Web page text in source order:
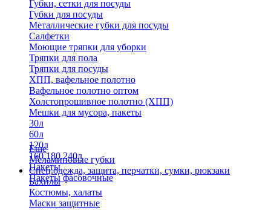
Губки, сетки для посуды
Губки для посуды
Металлические губки для посуды
Салфетки
Моющие тряпки для уборки
Тряпки для пола
Тряпки для посуды
ХПП, вафельное полотно
Вафельное полотно оптом
Холстопрошивное полотно (ХПП)
Мешки для мусора, пакеты
30л
60л
120л
160,180,240л
Пакеты
Пакеты фасовочные
Еще
Меламиновые губки
Спец.одежда, защита, перчатки, сумки, рюкзаки
Бахилы
Костюмы, халаты
Маски защитные